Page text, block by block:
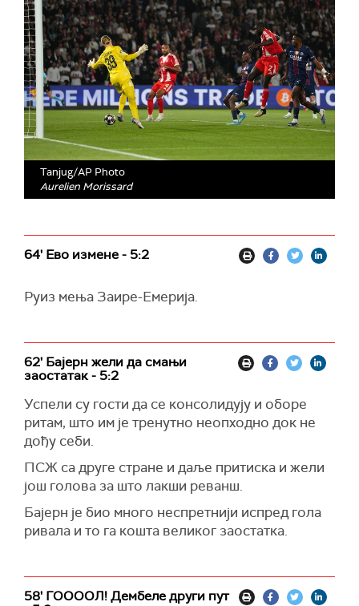
Tanjug/AP Photo
Aurelien Morissard
64' Ево измене - 5:2
Руиз мења Заире-Емерија.
62' Бајерн жели да смањи
заостатак - 5:2
Успели су гости да се консолидују и оборе
ритам, што им је тренутно неопходно док не
дођу себи.
ПСЖ са друге стране и даље притиска и жели
још голова за што лакши реванш.
Бајерн је био много неспретнији испред гола
ривала и то га кошта великог заостатка.
58' ГООООЛ! Дембеле други пут